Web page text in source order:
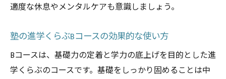
適度な休息やメンタルケアも意識しましょう。
塾の進学くらぶBコースの効果的な使い方
Bコースは、基礎力の定着と学力の底上げを目的とした進
学くらぶのコースです。基礎をしっかり固めることは中